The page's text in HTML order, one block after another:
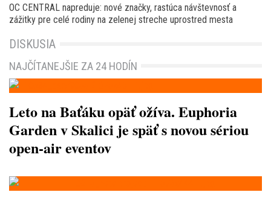
OC CENTRAL napreduje: nové značky, rastúca návštevnosť a
zážitky pre celé rodiny na zelenej streche uprostred mesta
DISKUSIA
NAJČÍTANEJŠIE ZA 24 HODÍN
Leto na Baťáku opäť ožíva. Euphoria
Garden v Skalici je späť s novou sériou
open-air eventov